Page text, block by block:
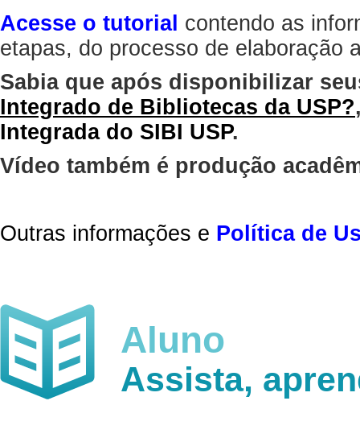
Acesse o tutorial contendo as
etapas, do processo de elaboração
Sabia que após disponibilizar
Integrado de Bibliotecas da USP?
Integrada do SIBI USP.
Vídeo também é produção
Outras informações e Política de
Aluno
Assista,